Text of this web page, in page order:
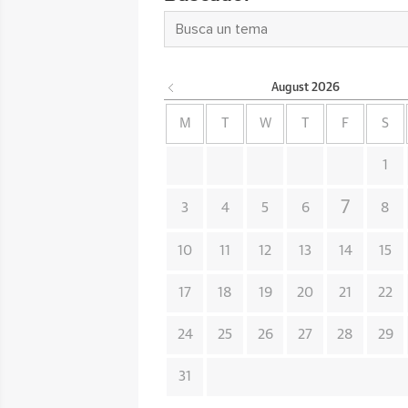
August 2026
M W F S
1
3 4 5 6 7 8
10 11 12 13 14 15
17 18 19 20 21 22
24 25 26 27 28 29
31